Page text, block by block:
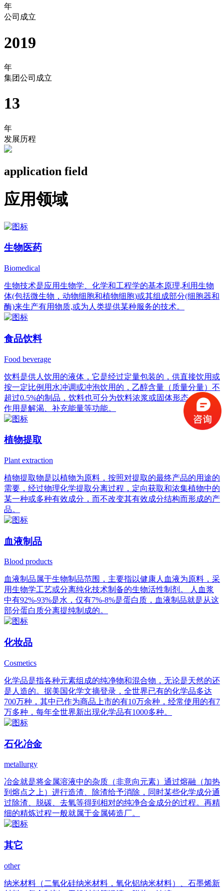
年
公司成立
2019
年
集团公司成立
13
年
发展历程
application field
应用领域
生物医药
Biomedical
生物技术是应用生物学、化学和工程学的基本原理,利用生物
体(包括微生物，动物细胞和植物细胞)或其组成部分(细胞器和
酶)来生产有用物质,或为人类提供某种服务的技术。
食品饮料
Food beverage
饮料是供人饮用的液体，它是经过定量包装的，供直接饮用或
按一定比例用水冲调或冲泡饮用的，乙醇含量（质量分量）不
超过0.5%的制品，饮料也可分为饮料浓浆或固体形态，它的
作用是解渴、补充能量等功能。
植物提取
Plant extraction
植物提取物是以植物为原料，按照对提取的最终产品的用途的
需要，经过物理化学提取分离过程，定向获取和浓集植物中的
某一种或多种有效成分，而不改变其有效成分结构而形成的产
品。
血液制品
Blood products
血液制品属于生物制品范围，主要指以健康人血液为原料，采
用生物学工艺或分离纯化技术制备的生物活性制剂。 人血浆
中有92%-93%是水，仅有7%-8%是蛋白质，血液制品就是从这
部分蛋白质分离提纯制成的。
化妆品
Cosmetics
化学品是指各种元素组成的纯净物和混合物，无论是天然的还
是人造的。据美国化学文摘登录，全世界已有的化学品多达
700万种，其中已作为商品上市的有10万余种，经常使用的有7
万多种，每年全世界新出现化学品有1000多种。
石化冶金
metallurgy
冶金就是将金属溶液中的杂质（非意向元素）通过熔融（加热
到熔点之上）进行造渣、除渣给予消除，同时某些化学成分通
过除渣、脱碳、去氧等得到相对的纯净合金成分的过程。再精
细的精炼过程一般就属于金属铸造厂。
其它
other
纳米材料（二氧化硅纳米材料，氧化铝纳米材料）、石墨烯新